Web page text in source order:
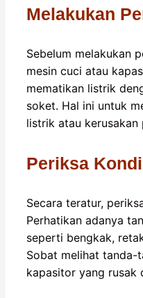
Melakukan
Sebelum melakukan
mesin cuci atau
mematikan listrik
soket. Hal ini untuk
listrik atau kerusakan
Periksa
Secara teratur,
Perhatikan adanya
seperti bengkak,
Sobat melihat tanda-
kapasitor yang rusak